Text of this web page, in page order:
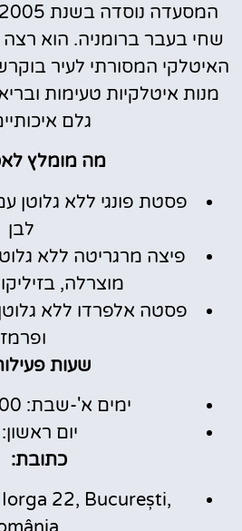
שחי בעבר ברומניה. הוא
האיטלקי המסורתי לעיר
מנות איטלקיות טעימות
גלם
מה מומלץ
פסטת פונגי ללא גלוטן
לבן
פיצה מרגריטה ללא
מוצרלה,
פסטה אלפרדו ללא
שעות
ימים א'-שבת: 12:00-23:00
יום
כתובת:
22, București,